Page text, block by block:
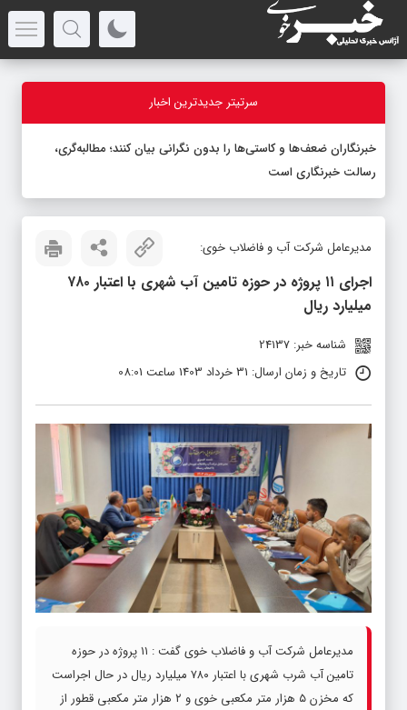
سرتیتر جدیدترین اخبار
خبرنگاران ضعف‌ها و کاستی‌ها را بدون نگرانی بیان کنند؛ مطالبه‌گری،
رسالت خبرنگاری است
مدیرعامل شرکت آب و فاضلاب خوی:
اجرای ۱۱ پروژه در حوزه تامین آب شهری با اعتبار ۷۸۰
میلیارد ریال
شناسه خبر: 24137
تاریخ و زمان ارسال: 31 خرداد 1403 ساعت 08:01
مدیرعامل شرکت آب و فاضلاب خوی گفت : ۱۱ پروژه در حوزه
تامین آب شرب شهری با اعتبار ۷۸۰ میلیارد ریال در حال اجراست
که مخزن ۵ هزار متر مکعبی خوی و ۲ هزار متر مکعبی قطور از